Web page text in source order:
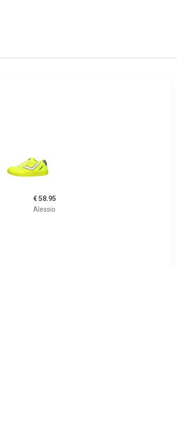
€ 58.95
Alessio